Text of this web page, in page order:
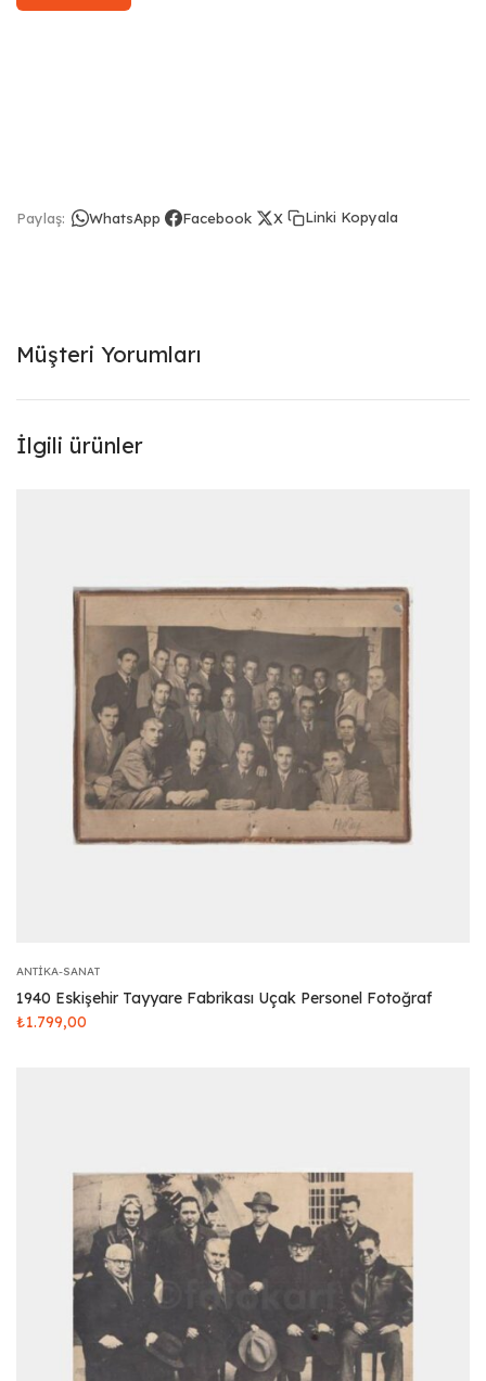
Paylaş: WhatsApp Facebook X Linki Kopyala
Müşteri Yorumları
İlgili ürünler
ANTIKA-SANAT
1940 Eskişehir Tayyare Fabrikası Uçak Personel Fotoğraf
₺1.799,00